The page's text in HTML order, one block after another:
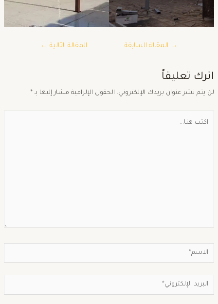
→المقالة السابقة المقالة التالية←
تعليقاً
يتم نشر عنوان بريدك الإلكتروني. الحقول الإلزامية مشار إليها بـ *